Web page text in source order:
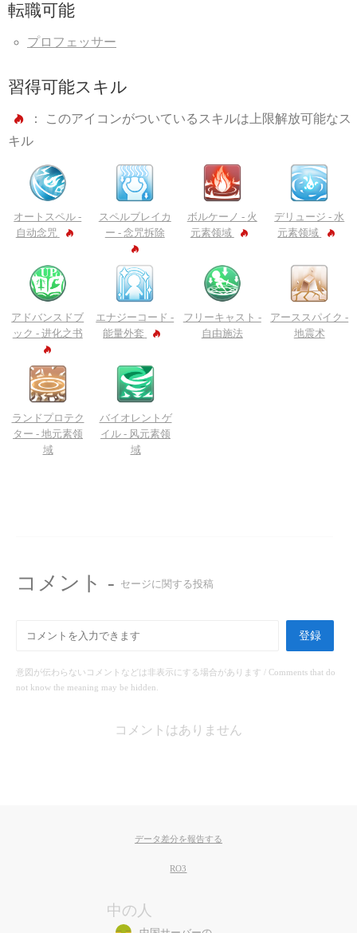
転職可能
プロフェッサー
習得可能スキル
： このアイコンがついているスキルは上限解放可能なス
キル
オートスペル -
自动念咒
スペルブレイカ
ー - 念咒拆除
ボルケーノ - 火
元素领域
デリュージ -水
元素领域
アドバンスドブ
ック - 进化之书
エナジーコード -
能量外套
フリーキャスト -
自由施法
アーススパイク -
地震术
ランドプロテク
ター - 地元素领
域
バイオレントゲ
イル - 风元素领
域
コメント - セージに関する投稿
登録
意図が伝わらないコメントなどは非表示にする場合があります / Comments that do
not know the meaning may be hidden.
コメントはありません
データ差分を報告する
RO3
中の人